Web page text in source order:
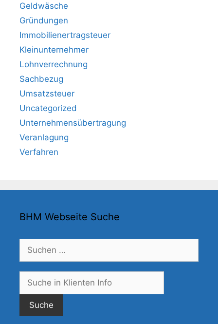
Geldwäsche
Gründungen
Immobilienertragsteuer
Kleinunternehmer
Lohnverrechnung
Sachbezug
Umsatzsteuer
Uncategorized
Unternehmensübertragung
Veranlagung
Verfahren
BHM Webseite Suche
nach: